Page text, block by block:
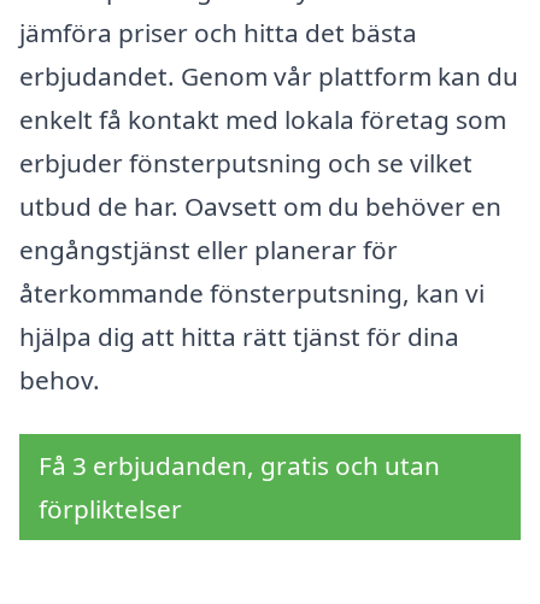
jämföra priser och hitta det bästa
erbjudandet. Genom vår plattform kan du
enkelt få kontakt med lokala företag som
erbjuder fönsterputsning och se vilket
utbud de har. Oavsett om du behöver en
engångstjänst eller planerar för
återkommande fönsterputsning, kan vi
hjälpa dig att hitta rätt tjänst för dina
behov.
Få 3 erbjudanden, gratis och utan
förpliktelser